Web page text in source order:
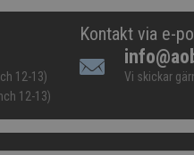
12-13)
12-13)
Kontakt via e-
Vi skickar